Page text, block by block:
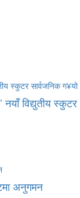
नयाँ विद्युतीय स्कुटर
अनुगमन